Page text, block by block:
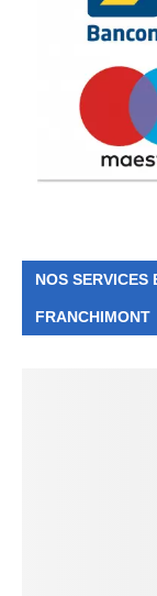
NOS SERVICES
FRANCHIMONT